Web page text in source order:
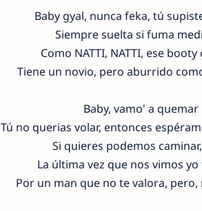
Baby gyal, nunca feka, tú
Siempre suelta si fuma
Como NATTI, NATTI, ese
Tiene un novio, pero aburrido
Baby, vamo' a quemar
Tú no querias volar, entonces
Si quieres podemos
La última vez que nos vimos yo
Por un man que no te valora, pero,